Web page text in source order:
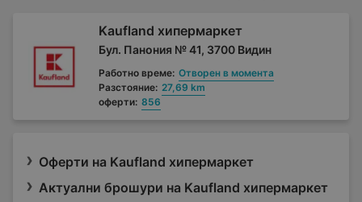
Kaufland хипермаркет
Бул. Панония № 41, 3700 Видин
Работно време: Отворен в момента
Разстояние: 27,69 km
оферти: 856
Оферти на Kaufland хипермаркет
Актуални брошури на Kaufland хипермаркет